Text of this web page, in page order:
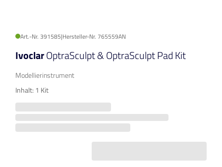
Art.-Nr. 391585|Hersteller-Nr. 765559AN
IvoclarOptraSculpt & OptraSculpt Pad Kit
Modellierinstrument
Inhalt: 1 Kit